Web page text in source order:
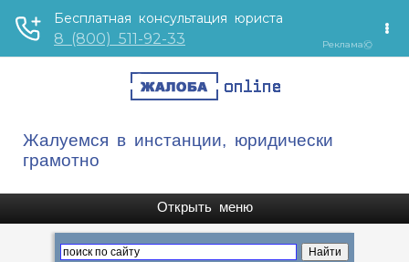
Жалуемся в инстанции, юридически
грамотно